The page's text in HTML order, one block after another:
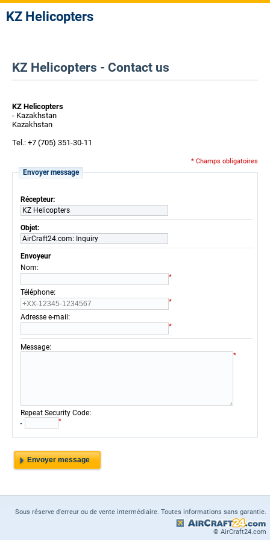
KZ Helicopters
KZ Helicopters - Contact us
KZ Helicopters
- Kazakhstan
Kazakhstan
Tel.: +7 (705) 351-30-11
* Champs obligatoires
Envoyer message
Récepteur:
KZ Helicopters
Objet:
AirCraft24.com: Inquiry
Envoyeur
Nom:
*
Téléphone:
*
Adresse e-mail :
*
Message:
*
Repeat Security Code:
*
Sous réserve d'erreur ou de vente intermédiaire. Toutes informations sans garantie.
© AirCraft24.com